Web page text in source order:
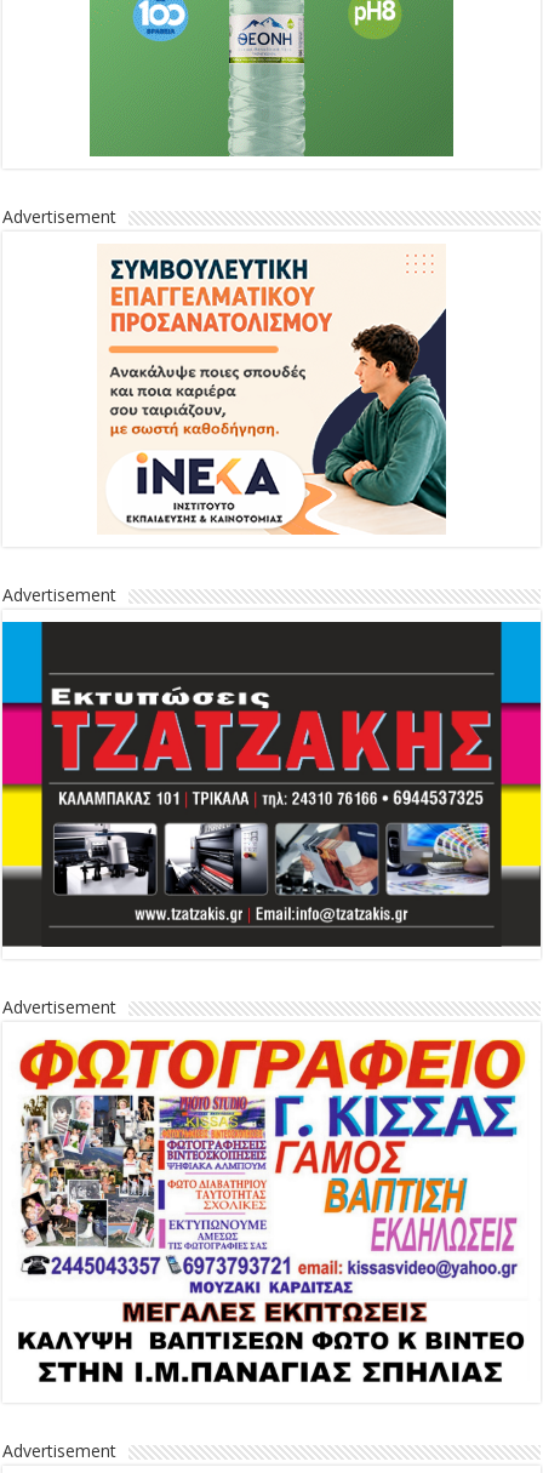
Advertisement
Advertisement
Advertisement
Advertisement